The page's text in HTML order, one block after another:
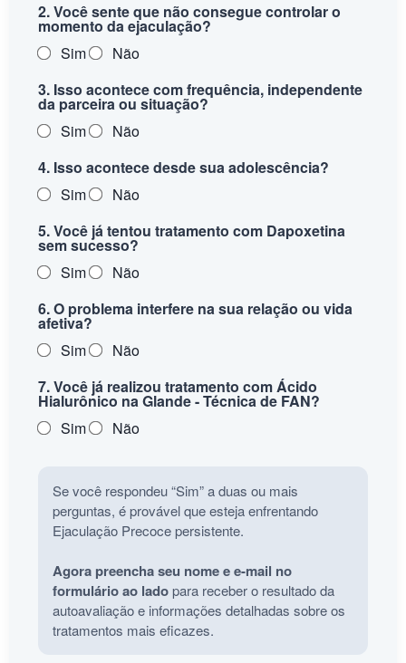
2. Você sente que não consegue controlar o
momento da ejaculação?
Sim
Não
3. Isso acontece com frequência, independente
da parceira ou situação?
Sim
Não
4. Isso acontece desde sua adolescência?
Sim
Não
5. Você já tentou tratamento com Dapoxetina
sem sucesso?
Sim
Não
6. O problema interfere na sua relação ou vida
afetiva?
Sim
Não
7. Você já realizou tratamento com Ácido
Hialurônico na Glande - Técnica de FAN?
Sim
Não
Se você respondeu “Sim” a duas ou mais
perguntas, é provável que esteja enfrentando
Ejaculação Precoce persistente.
Agora preencha seu nome e e-mail no
formulário ao ladopara receber o resultado da
autoavaliação e informações detalhadas sobre os
tratamentos mais eficazes.